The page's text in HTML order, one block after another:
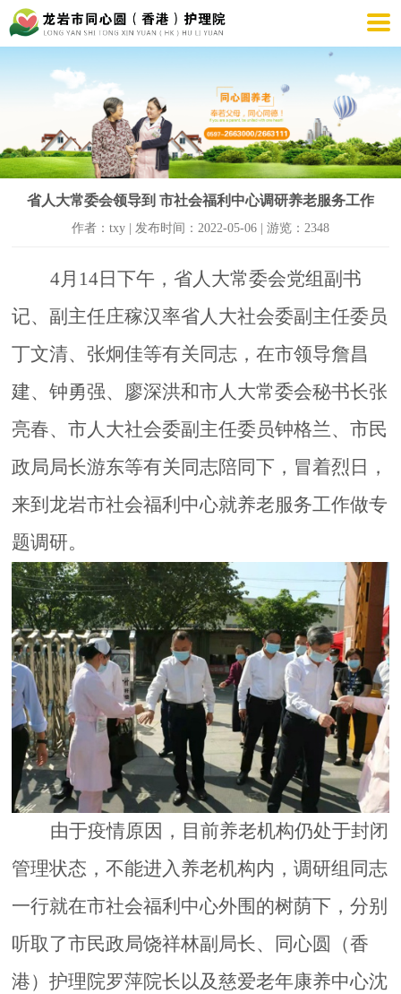
省人大常委会领导到 市社会福利中心调研养老服务工作
作者：txy | 发布时间：2022-05-06 | 游览：2348
4月14日下午，省人大常委会党组副书
记、副主任庄稼汉率省人大社会委副主任委员
丁文清、张炯佳等有关同志 ，在市领导詹昌
建、钟勇强、 廖深洪和市人大常委会秘书长张
亮春、市人大社会委副主任委员钟格兰、市民
政局局长游东等有关同志陪同下 ，冒着烈日，
来到龙岩市社会福利中心就养老服务工作做专
题调研。
由于疫情原因，目前养老机构仍处于封闭
管理状态，不能进入养老机构内 ，调研组同志
一行就在市社会福利中心外围的树荫下，分别
听取了市民政局饶祥林副局长、同心圆（香
港）护理院罗萍院长以及慈爱老年康养中心沈